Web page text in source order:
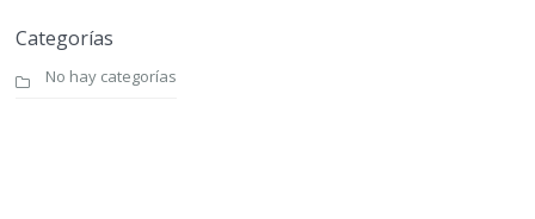
Categorías
No hay categorías